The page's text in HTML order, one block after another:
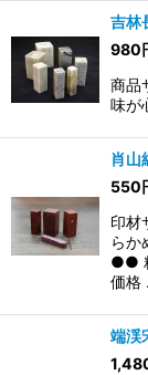
吉林
980
商品
味が
肖山
550
印材
らか
●●
価格
端渓